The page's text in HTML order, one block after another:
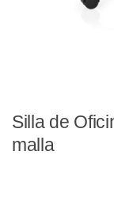
Silla de
malla